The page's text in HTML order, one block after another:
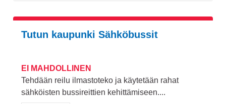
Tutun kaupunki Sähköbussit
EI MAHDOLLINEN
Tehdään reilu ilmastoteko ja käytetään rahat
sähköisten bussireittien kehittämiseen....